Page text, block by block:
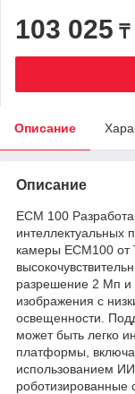
103 025 ₸
Описание
Описание
ECM 100
камеры ECM100
разрешение 2 Мп и
изображения с
освещенности.
может быть легко
платформы,
использованием
роботизированные